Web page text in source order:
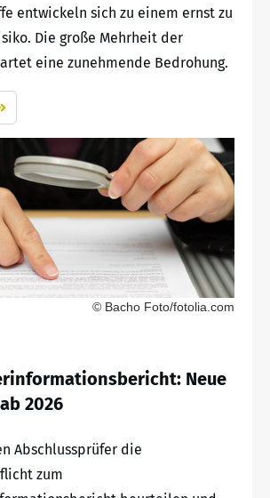
entwickeln sich zu einem ernst zu
Die große Mehrheit der
eine zunehmende Bedrohung.
© Bacho Foto/fotolia.com
Neue
2026
Abschlussprüfer die
zum